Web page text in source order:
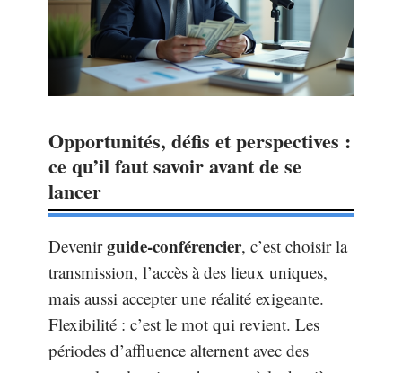
Opportunités, défis et perspectives :
ce qu’il faut savoir avant de se
lancer
Devenirguide-conférencier, c’est choisir la
transmission, l’accès à des lieux uniques,
mais aussi accepter une réalité exigeante.
Flexibilité : c’est le mot qui revient. Les
périodes d’affluence alternent avec des